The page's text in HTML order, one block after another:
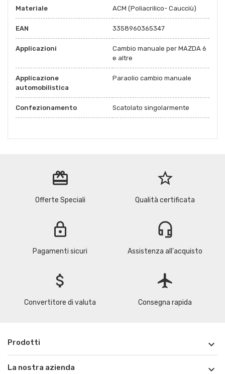
Materiale ACM (Poliacrilico- Caucciù)
EAN 3358960365347
Applicazioni
Cambio manuale per MAZDA 6
e altre
Applicazione
automobilistica
Paraolio cambio manuale
Confezionamento Scatolato singolarmente
redeem
Offerte Speciali
star_border
Qualità certificata
lock
Pagamenti sicuri
headset_mic
Assistenza all'acquisto
attach_money
Convertitore di valuta
flight
Consegna rapida
Prodotti 
La nostra azienda 